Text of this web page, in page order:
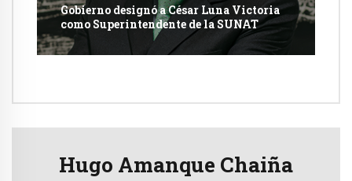
Gobierno designó a César Luna Victoria
como Superintendente de la SUNAT
Hugo Amanque Chaiña